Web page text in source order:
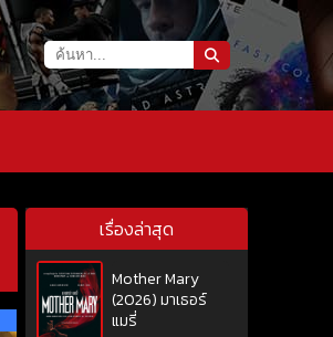
เรื่องล่าสุด
Mother Mary
(2026) มาเธอร์
แมรี่